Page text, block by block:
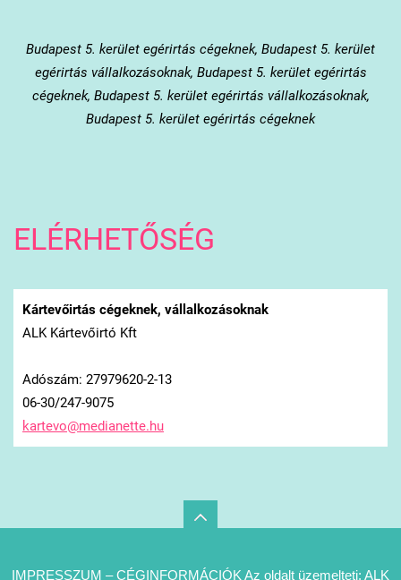
Budapest 5. kerület egérirtás cégeknek, Budapest 5. kerület
egérirtás vállalkozásoknak, Budapest 5. kerület egérirtás
cégeknek, Budapest 5. kerület egérirtás vállalkozásoknak,
Budapest 5. kerület egérirtás cégeknek
ELÉRHETŐSÉG
Kártevőirtás cégeknek, vállalkozásoknak
ALK Kártevőirtó Kft
Adószám: 27979620-2-13
06-30/247-9075
kartevo@medianette.hu
IMPRESSZUM – CÉGINFORMÁCIÓK Az oldalt üzemelteti: ALK